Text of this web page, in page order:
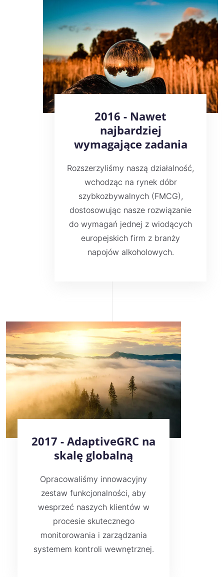
2016 - Nawet
najbardziej
wymagające zadania
Rozszerzyliśmy naszą działalność,
wchodząc na rynek dóbr
szybkozbywalnych (FMCG),
dostosowując nasze rozwiązanie
do wymagań jednej z wiodących
europejskich firm z branży
napojów alkoholowych.
2017 - AdaptiveGRC na
skalę globalną
Opracowaliśmy innowacyjny
zestaw funkcjonalności, aby
wesprzeć naszych klientów w
procesie skutecznego
monitorowania i zarządzania
systemem kontroli wewnętrznej.